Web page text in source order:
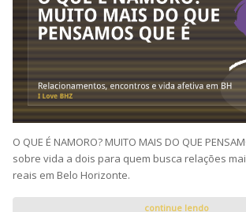
O QUE É NAMORO? MUITO MAIS DO QUE
sobre vida a dois para quem busca relações
reais em Belo Horizonte.
continue lendo